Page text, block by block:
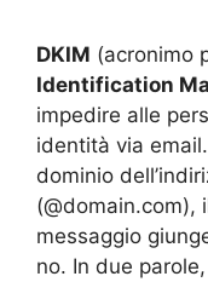
DKIM (acronimo
Identification
impedire alle
identità via
dominio
(@domain.com),
messaggio
no. In due